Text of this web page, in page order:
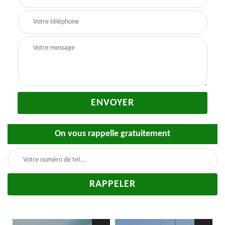
On vous rappelle gratuitement